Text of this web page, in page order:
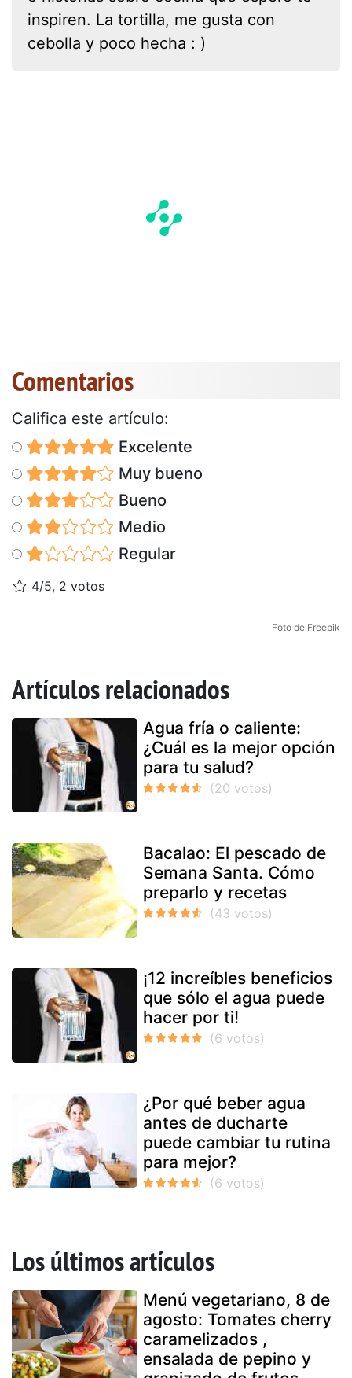
inspiren. La tortilla, me gusta con
cebolla y poco hecha : )
Comentarios
Califica este artículo:
Excelente
Muy bueno
Bueno
Medio
Regular
4/5, 2 votos
Foto de Freepik
Artículos relacionados
Agua fría o caliente:
¿Cuál es la mejor opción
para tu salud?
Bacalao: El pescado de
Semana Santa. Cómo
preparlo y recetas
¡12 increíbles beneficios
que sólo el agua puede
hacer por ti!
¿Por qué beber agua
antes de ducharte
puede cambiar tu rutina
para mejor?
Los últimos artículos
Menú vegetariano, 8 de
agosto: Tomates cherry
caramelizados ,
ensalada de pepino y